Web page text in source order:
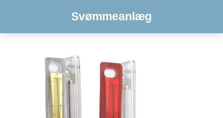
Svømmeanlæg